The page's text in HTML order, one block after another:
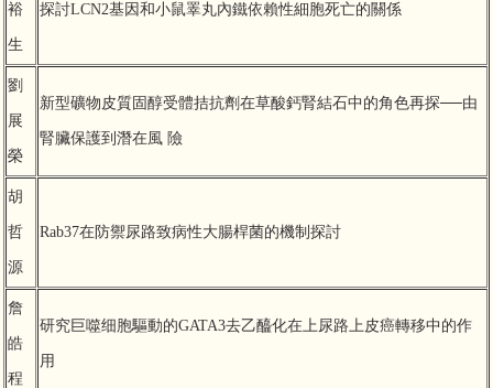
相關規章
裕
生
探討LCN2基因和小鼠睪丸內鐵依賴性細胞死亡的關係
劉
展
榮
新型礦物皮質固醇受體拮抗劑在草酸鈣腎結石中的角色再探──由
腎臟保護到潛在風 險
胡
哲
源
Rab37在防禦尿路致病性大腸桿菌的機制探討
詹
皓
程
研究巨噬细胞驅動的GATA3去乙醯化在上尿路上皮癌轉移中的作
用